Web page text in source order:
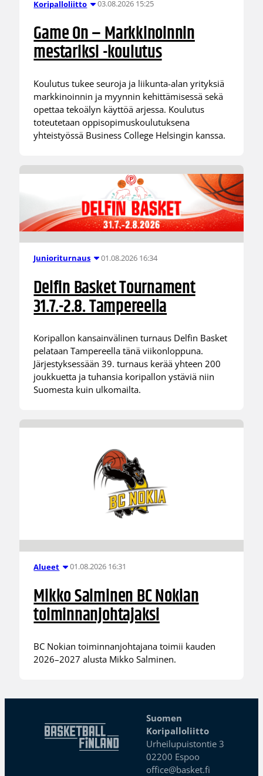
Koripalloliitto 03.08.2026 15:25
Game On – Markkinoinnin
mestariksi -koulutus
Koulutus tukee seuroja ja liikunta-alan yrityksiä
markkinoinnin ja myynnin kehittämisessä sekä
opettaa tekoälyn käyttöä arjessa. Koulutus
toteutetaan oppisopimuskoulutuksena
yhteistyössä Business College Helsingin kanssa.
Junioriturnaus 01.08.2026 16:34
Delfin Basket Tournament
31.7.-2.8. Tampereella
Koripallon kansainvälinen turnaus Delfin Basket
pelataan Tampereella tänä viikonloppuna.
Järjestyksessään 39. turnaus kerää yhteen 200
joukkuetta ja tuhansia koripallon ystäviä niin
Suomesta kuin ulkomailta.
Alueet 01.08.2026 16:31
Mikko Salminen BC Nokian
toiminnanjohtajaksi
BC Nokian toiminnanjohtajana toimii kauden
2026–2027 alusta Mikko Salminen.
Suomen
Koripalloliitto
Urheilupuistontie 3
02200 Espoo
office@basket.fi